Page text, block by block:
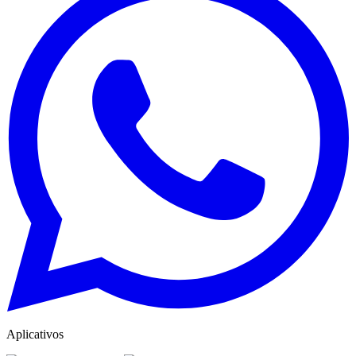
Aplicativos